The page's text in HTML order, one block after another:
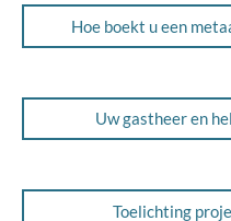
Hoe boekt u een
Uw gastheer en
Toelichting